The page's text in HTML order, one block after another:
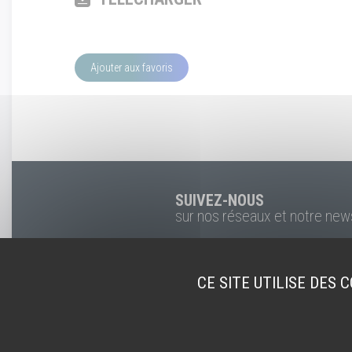
CE SITE UTILISE DES
Ajouter aux favoris
SUIVEZ-NOUS
sur nos réseaux et notre